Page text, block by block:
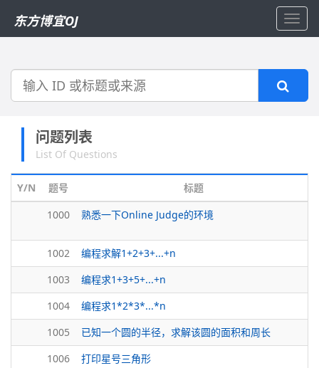
东方博宜OJ
搜
问题列表
List Of Questions
Y/N 题号
标题
1000
熟悉一下Online Judge的环境
1002
编程求解1+2+3+...+n
1003
编程求1+3+5+...+n
1004
编程求1*2*3*...*n
1005
已知一个圆的半径，求解该圆的面积和周长
1006
打印星号三角形